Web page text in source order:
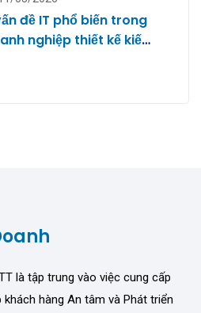
đề IT phổ biến trong
nghiệp thiết kế kiến
là tập trung vào việc cung cấp
hàng An tâm và Phát triển